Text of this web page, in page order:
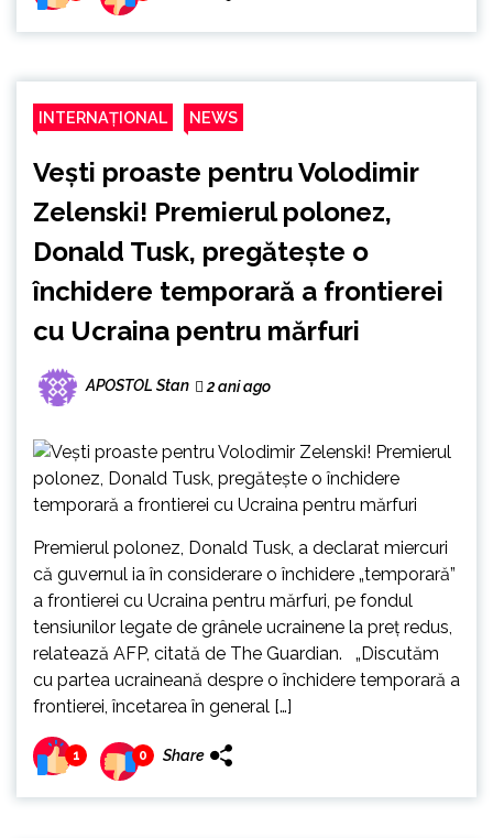
INTERNAȚIONAL NEWS
Vești proaste pentru Volodimir
Zelenski! Premierul polonez,
Donald Tusk, pregătește o
închidere temporară a frontierei
cu Ucraina pentru mărfuri
APOSTOL Stan 2 ani ago
Premierul polonez, Donald Tusk, a declarat miercuri
că guvernul ia în considerare o închidere „temporară”
a frontierei cu Ucraina pentru mărfuri, pe fondul
tensiunilor legate de grânele ucrainene la preț redus,
relatează AFP, citată de The Guardian. „Discutăm
cu partea ucraineană despre o închidere temporară a
frontierei, încetarea în general […]
1 0 Share